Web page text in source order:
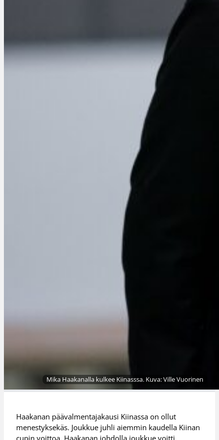
Mika Haakanalla kulkee Kiinasssa. Kuva: Ville Vuorinen
Haakanan päävalmentajakausi Kiinassa on ollut
menestyksekäs. Joukkue juhli aiemmin kaudella Kiinan
cupin voittoa. Haakanan johdolla joukkue voitti